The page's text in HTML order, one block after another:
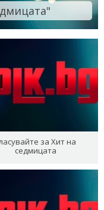
за Хит на
седмицата